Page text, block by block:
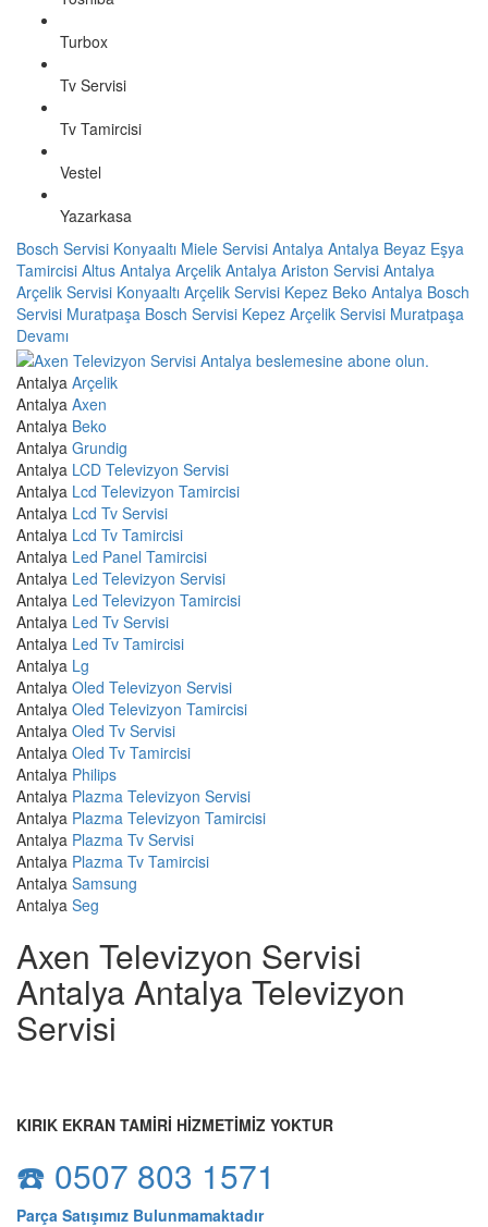
Turbox
Tv Servisi
Tv Tamircisi
Vestel
Yazarkasa
Bosch Servisi Konyaaltı Miele Servisi Antalya Antalya Beyaz Eşya
Tamircisi Altus Antalya Arçelik Antalya Ariston Servisi Antalya
Arçelik Servisi Konyaaltı Arçelik Servisi Kepez Beko Antalya Bosch
Servisi Muratpaşa Bosch Servisi Kepez Arçelik Servisi Muratpaşa
Devamı
Antalya Arçelik
Antalya Axen
Antalya Beko
Antalya Grundig
Antalya LCD Televizyon Servisi
Antalya Lcd Televizyon Tamircisi
Antalya Lcd Tv Servisi
Antalya Lcd Tv Tamircisi
Antalya Led Panel Tamircisi
Antalya Led Televizyon Servisi
Antalya Led Televizyon Tamircisi
Antalya Led Tv Servisi
Antalya Led Tv Tamircisi
Antalya Lg
Antalya Oled Televizyon Servisi
Antalya Oled Televizyon Tamircisi
Antalya Oled Tv Servisi
Antalya Oled Tv Tamircisi
Antalya Philips
Antalya Plazma Televizyon Servisi
Antalya Plazma Televizyon Tamircisi
Antalya Plazma Tv Servisi
Antalya Plazma Tv Tamircisi
Antalya Samsung
Antalya Seg
Axen Televizyon Servisi
Antalya Antalya Televizyon
Servisi
KIRIK EKRAN TAMİRİ HİZMETİMİZ YOKTUR
☎️ 0507 803 1571
Parça Satışımız Bulunmamaktadır